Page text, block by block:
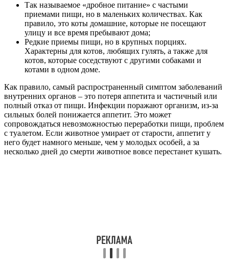
Так называемое «дробное питание» с частыми
приемами пищи, но в маленьких количествах. Как
правило, это коты домашние, которые не посещают
улицу и все время пребывают дома;
Редкие приемы пищи, но в крупных порциях.
Характерны для котов, любящих гулять, а также для
котов, которые соседствуют с другими собаками и
котами в одном доме.
Как правило, самый распространенный симптом заболеваний
внутренних органов – это потеря аппетита и частичный или
полный отказ от пищи. Инфекции поражают организм, из-за
сильных болей понижается аппетит. Это может
сопровождаться невозможностью переработки пищи, проблем
с туалетом. Если животное умирает от старости, аппетит у
него будет намного меньше, чем у молодых особей, а за
несколько дней до смерти животное вовсе перестанет кушать.